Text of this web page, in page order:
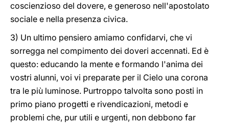
coscienzioso del dovere, e generoso nell'apostolato
sociale e nella presenza civica.
3) Un ultimo pensiero amiamo confidarvi, che vi
sorregga nel compimento dei doveri accennati. Ed è
questo: educando la mente e formando l'anima dei
vostri alunni, voi vi preparate per il Cielo una corona
tra le più luminose. Purtroppo talvolta sono posti in
primo piano progetti e rivendicazioni, metodi e
problemi che, pur utili e urgenti, non debbono far